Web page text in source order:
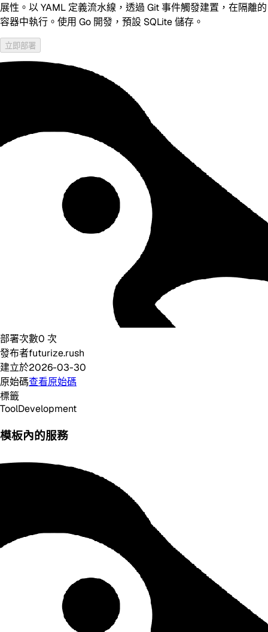
展性。以 YAML 定義流水線，透過 Git 事件觸發建置，在隔離的
容器中執行。使用 Go 開發，預設 SQLite 儲存。
立即部署
部署次數0 次
發布者futurize.rush
建立於2026-03-30
原始碼查看原始碼
標籤
ToolDevelopment
模板內的服務